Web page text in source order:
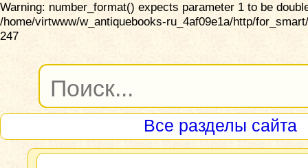
Warning: number_format() expects parameter 1 to be
/home/virtwww/w_antiquebooks-ru_4af09e1a/http/
247
Все разделы сайта